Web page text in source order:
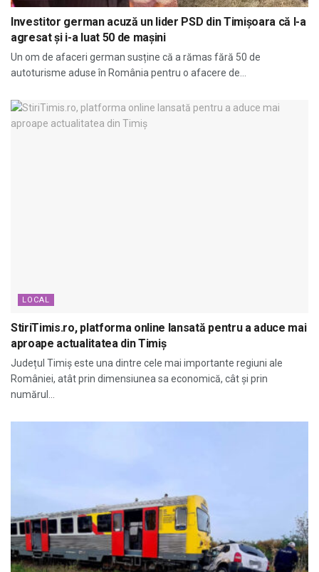
Investitor german acuză un lider PSD din Timișoara că l-a
agresat și i-a luat 50 de mașini
Un om de afaceri german susține că a rămas fără 50 de
autoturisme aduse în România pentru o afacere de...
LOCAL
StiriTimis.ro, platforma online lansată pentru a aduce mai
aproape actualitatea din Timiș
Județul Timiș este una dintre cele mai importante regiuni ale
României, atât prin dimensiunea sa economică, cât și prin
numărul...